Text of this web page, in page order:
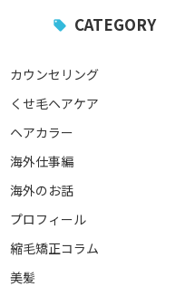
CATEGORY
カウンセリング
くせ毛ヘアケア
ヘアカラー
海外仕事編
海外のお話
プロフィール
縮毛矯正コラム
美髪